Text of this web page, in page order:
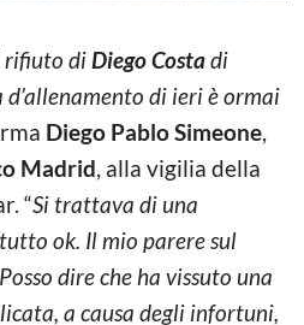
rifiuto diDiego Costadi
di ieri è ormai
Diego Pablo Simeone,
Madrid, alla vigilia della
“Si trattava di una
ok. Il mio parere sul
dire che ha vissuto una
a causa degli infortuni,